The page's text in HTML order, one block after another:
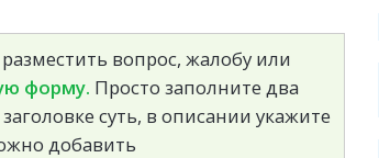
вопрос, жалобу или
форму. Просто заполните два
суть, в описании укажите
добавить